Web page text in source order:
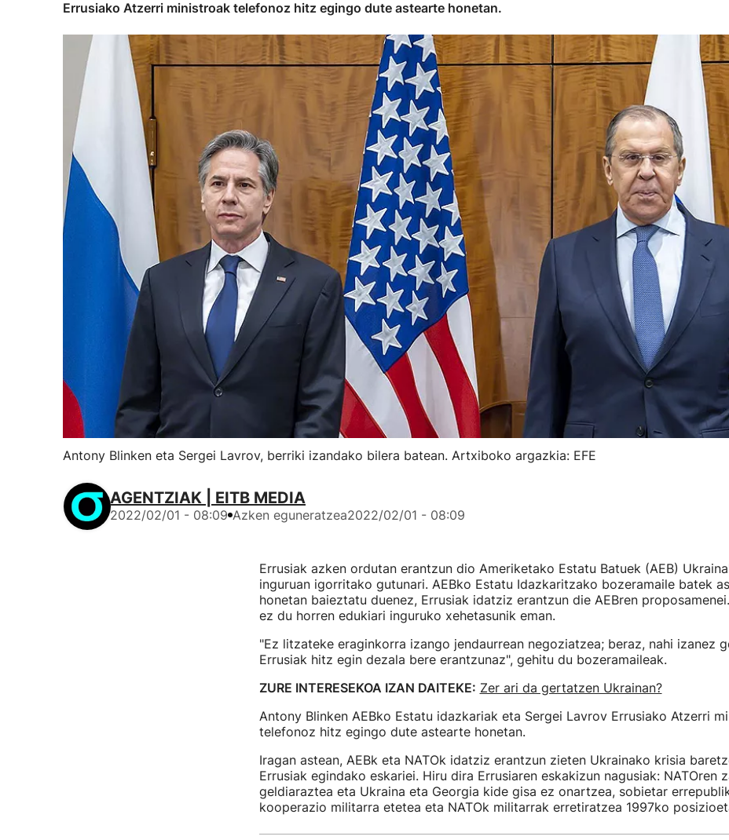
Errusiako Atzerri ministroak telefonoz hitz egingo dute astearte honetan.
Antony Blinken eta Sergei Lavrov, berriki izandako bilera batean. Artxiboko argazkia: EFE
AGENTZIAK | EITB MEDIA
2022/02/01 - 08:09 Azken eguneratzea2022/02/01 - 08:09
Errusiak azken ordutan erantzun dio Ameriketako Estatu Batuek (AEB)
inguruan igorritako gutunari. AEBko Estatu Idazkaritzako bozeramaile batek
honetan baieztatu duenez, Errusiak idatziz erantzun die AEBren
ez du horren edukiari inguruko xehetasunik eman.
"Ez litzateke eraginkorra izango jendaurrean negoziatzea; beraz, nahi izanez
Errusiak hitz egin dezala bere erantzunaz", gehitu du bozeramaileak.
ZURE INTERESEKOA IZAN DAITEKE: Zer ari da gertatzen Ukrainan?
Antony Blinken AEBko Estatu idazkariak eta Sergei Lavrov Errusiako Atzerri
telefonoz hitz egingo dute astearte honetan.
Iragan astean, AEBk eta NATOk idatziz erantzun zieten Ukrainako krisia
Errusiak egindako eskariei. Hiru dira Errusiaren eskakizun nagusiak: NATOren
geldiaraztea eta Ukraina eta Georgia kide gisa ez onartzea, sobietar
kooperazio militarra etetea eta NATOk militarrak erretiratzea 1997ko